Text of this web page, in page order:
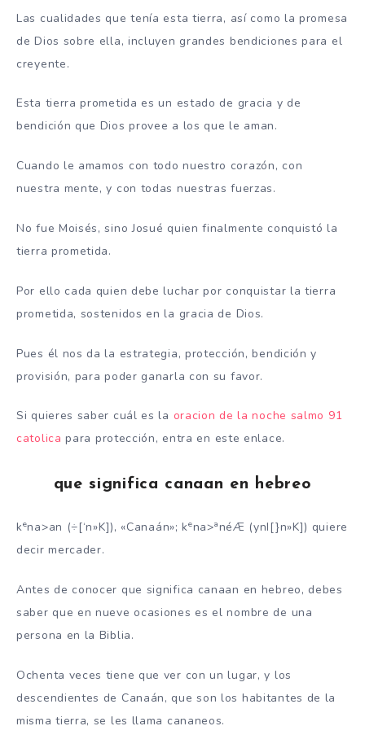
Las cualidades que tenía esta tierra, así como la promesa
de Dios sobre ella, incluyen grandes bendiciones para el
creyente.
Esta tierra prometida es un estado de gracia y de
bendición que Dios provee a los que le aman.
Cuando le amamos con todo nuestro corazón, con
nuestra mente, y con todas nuestras fuerzas.
No fue Moisés, sino Josué quien finalmente conquistó la
tierra prometida.
Por ello cada quien debe luchar por conquistar la tierra
prometida, sostenidos en la gracia de Dios.
Pues él nos da la estrategia, protección, bendición y
provisión, para poder ganarla con su favor.
Si quieres saber cuál es la oracion de la noche salmo 91
catolica para protección, entra en este enlace.
que significa canaan en hebreo
kena>an (÷[‘n»K]), «Canaán»; kena>anéÆ (ynI[}n»K]) quiere
decir mercader.
Antes de conocer que significa canaan en hebreo, debes
saber que en nueve ocasiones es el nombre de una
persona en la Biblia.
Ochenta veces tiene que ver con un lugar, y los
descendientes de Canaán, que son los habitantes de la
misma tierra, se les llama cananeos.